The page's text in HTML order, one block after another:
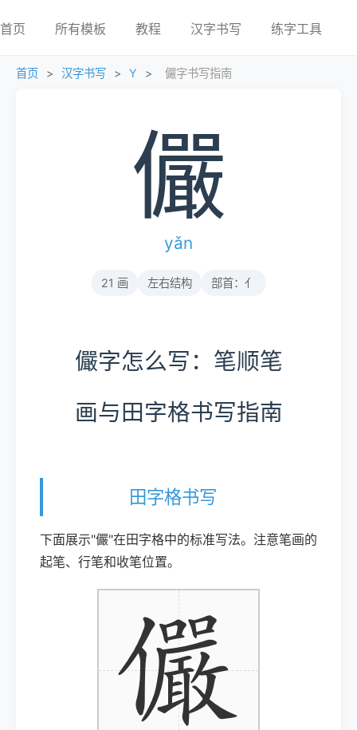
首页 所有模板 教程 汉字书写 练字工具
首页 > 汉字书写 > Y > 儼字书写指南
儼
yǎn
21 画 左右结构 部首：亻
儼字怎么写：笔顺笔
画与田字格书写指南
田字格书写
下面展示"儼"在田字格中的标准写法。注意笔画的
起笔、行笔和收笔位置。